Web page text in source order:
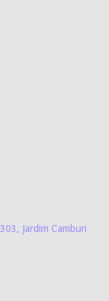
Jardim Camburi